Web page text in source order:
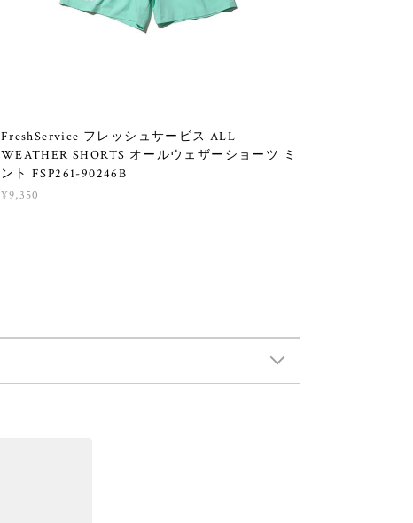
FreshService フレッシュサービス ALL
WEATHER SHORTS オールウェザーショーツ ミ
ント FSP261-90246B
¥9,350